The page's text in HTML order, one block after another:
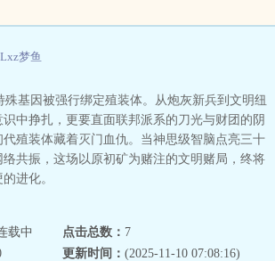
Lxz梦鱼
基因被强行绑定殖装体。从炮灰新兵到文明纽
中挣扎，更要直面联邦派系的刀光与财团的阴
殖装体藏着灭门血仇。当神思级智脑点亮三十
共振，这场以原初矿为赌注的文明赌局，终将
进化。
载中 点击总数： 7
更新时间： (2025-11-10 07:08:16)